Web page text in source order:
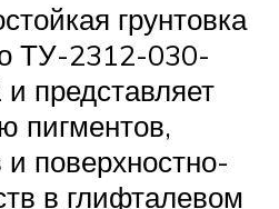
грунтовка
ТУ-2312-030-
представляет
пигментов,
и поверхностно-
в глифталевом